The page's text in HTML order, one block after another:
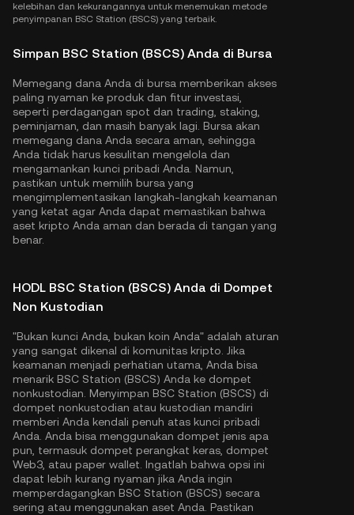
kelebihan dan kekurangannya untuk menemukan metode
penyimpanan BSC Station (BSCS) yang terbaik.
Simpan BSC Station (BSCS) Anda di Bursa
Memegang dana Anda di bursa memberikan akses
paling nyaman ke produk dan fitur investasi,
seperti perdagangan spot dan trading, staking,
peminjaman, dan masih banyak lagi. Bursa akan
memegang dana Anda secara aman, sehingga
Anda tidak harus kesulitan mengelola dan
mengamankan kunci pribadi Anda. Namun,
pastikan untuk memilih bursa yang
mengimplementasikan langkah-langkah keamanan
yang ketat agar Anda dapat memastikan bahwa
aset kripto Anda aman dan berada di tangan yang
benar.
HODL BSC Station (BSCS) Anda di Dompet
Non Kustodian
"Bukan kunci Anda, bukan koin Anda" adalah aturan
yang sangat dikenal di komunitas kripto. Jika
keamanan menjadi perhatian utama, Anda bisa
menarik BSC Station (BSCS) Anda ke dompet
nonkustodian. Menyimpan BSC Station (BSCS) di
dompet nonkustodian atau kustodian mandiri
memberi Anda kendali penuh atas kunci pribadi
Anda. Anda bisa menggunakan dompet jenis apa
pun, termasuk dompet perangkat keras, dompet
Web3, atau paper wallet. Ingatlah bahwa opsi ini
dapat lebih kurang nyaman jika Anda ingin
memperdagangkan BSC Station (BSCS) secara
sering atau menggunakan aset Anda. Pastikan